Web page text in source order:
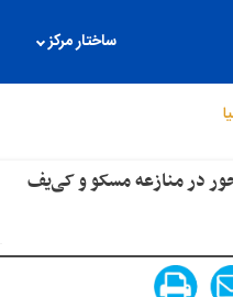
ساختار مرکز
در منازعه مسکو و کی‌یف